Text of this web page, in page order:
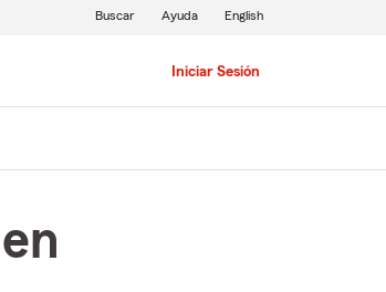
Iniciar Sesión
Buscar Ayuda English